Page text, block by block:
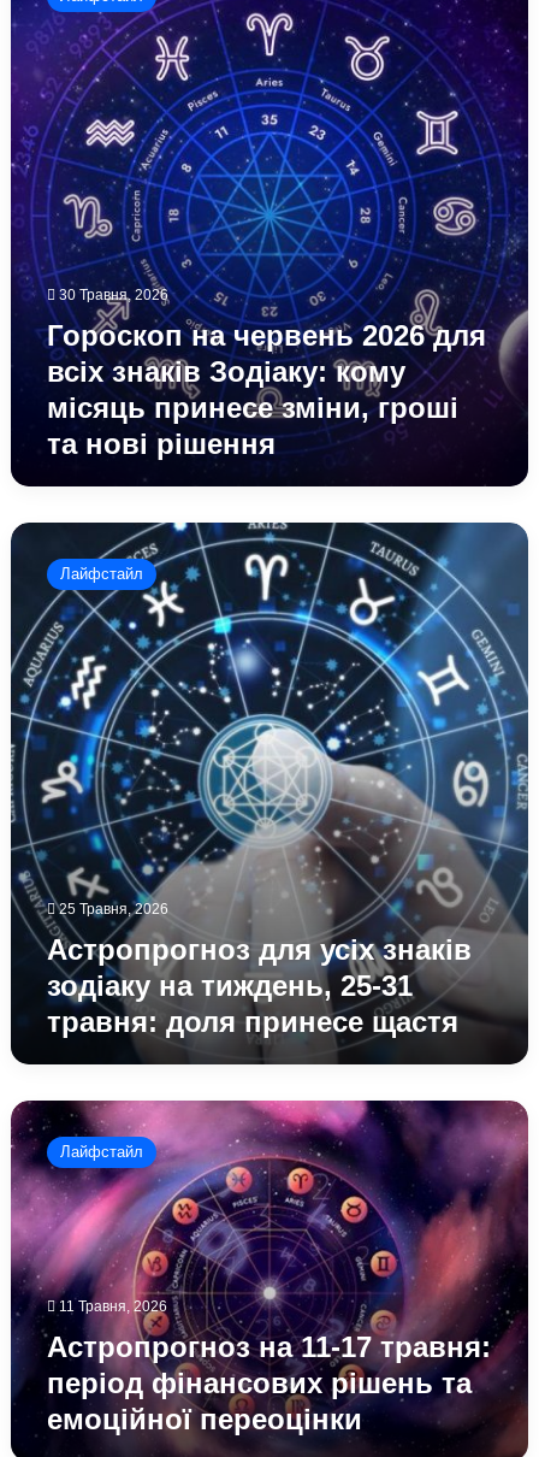
червень
2026
всіх
знаків
Зодіаку:
кому
місяць
принесе
зміни,
гроші
рішення
30 Травня, 2026
Гороскоп на червень 2026 для
всіх знаків Зодіаку: кому
місяць принесе зміни, гроші
та нові рішення
Астропрогноз
знаків
зодіаку
на
тиждень,
25-
31
травня:
доля
принесе
щастя
Лайфстайл
25 Травня, 2026
Астропрогноз для усіх знаків
зодіаку на тиждень, 25-31
травня: доля принесе щастя
Астропрогноз
на
11-
17
травня:
період
фінансових
рішень
та
емоційної
переоцінки
Лайфстайл
11 Травня, 2026
Астропрогноз на 11-17 травня:
період фінансових рішень та
емоційної переоцінки